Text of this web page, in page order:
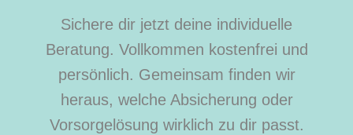
Sichere dir jetzt deine individuelle
Beratung. Vollkommen kostenfrei und
persönlich. Gemeinsam finden wir
heraus, welche Absicherung oder
Vorsorgelösung wirklich zu dir passt.